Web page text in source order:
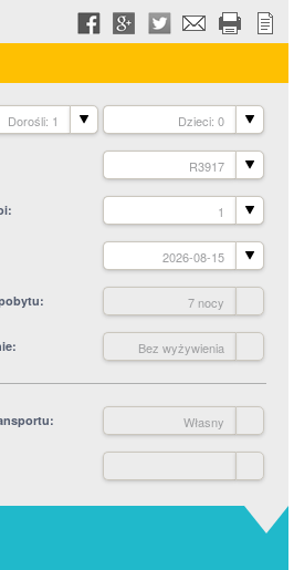
Dorośli: 1 Dzieci: 0
R3917
1
2026-08-15
7 nocy
Bez wyżywienia
Własny